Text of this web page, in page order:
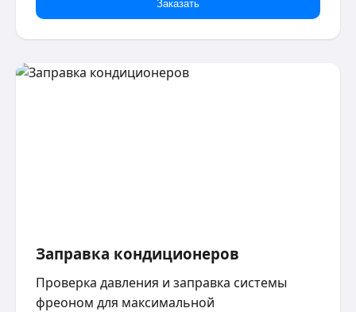
Заказать
Заправка кондиционеров
Проверка давления и заправка системы
фреоном для максимальной